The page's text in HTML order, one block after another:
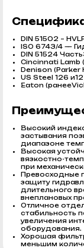
DIN 51502 –
ISO 6743/4 —
DIN 51524
Cincinnati Lamb
Denison (Parker
US Steel 126
Eaton
Высокий
застывания
диапазоне
Высокая
вязкостно-
при
Превосходные
защиту
длительного
внеплановых
Отличное
стабильность
увеличения
оборудования.
Хорошая
меньшим